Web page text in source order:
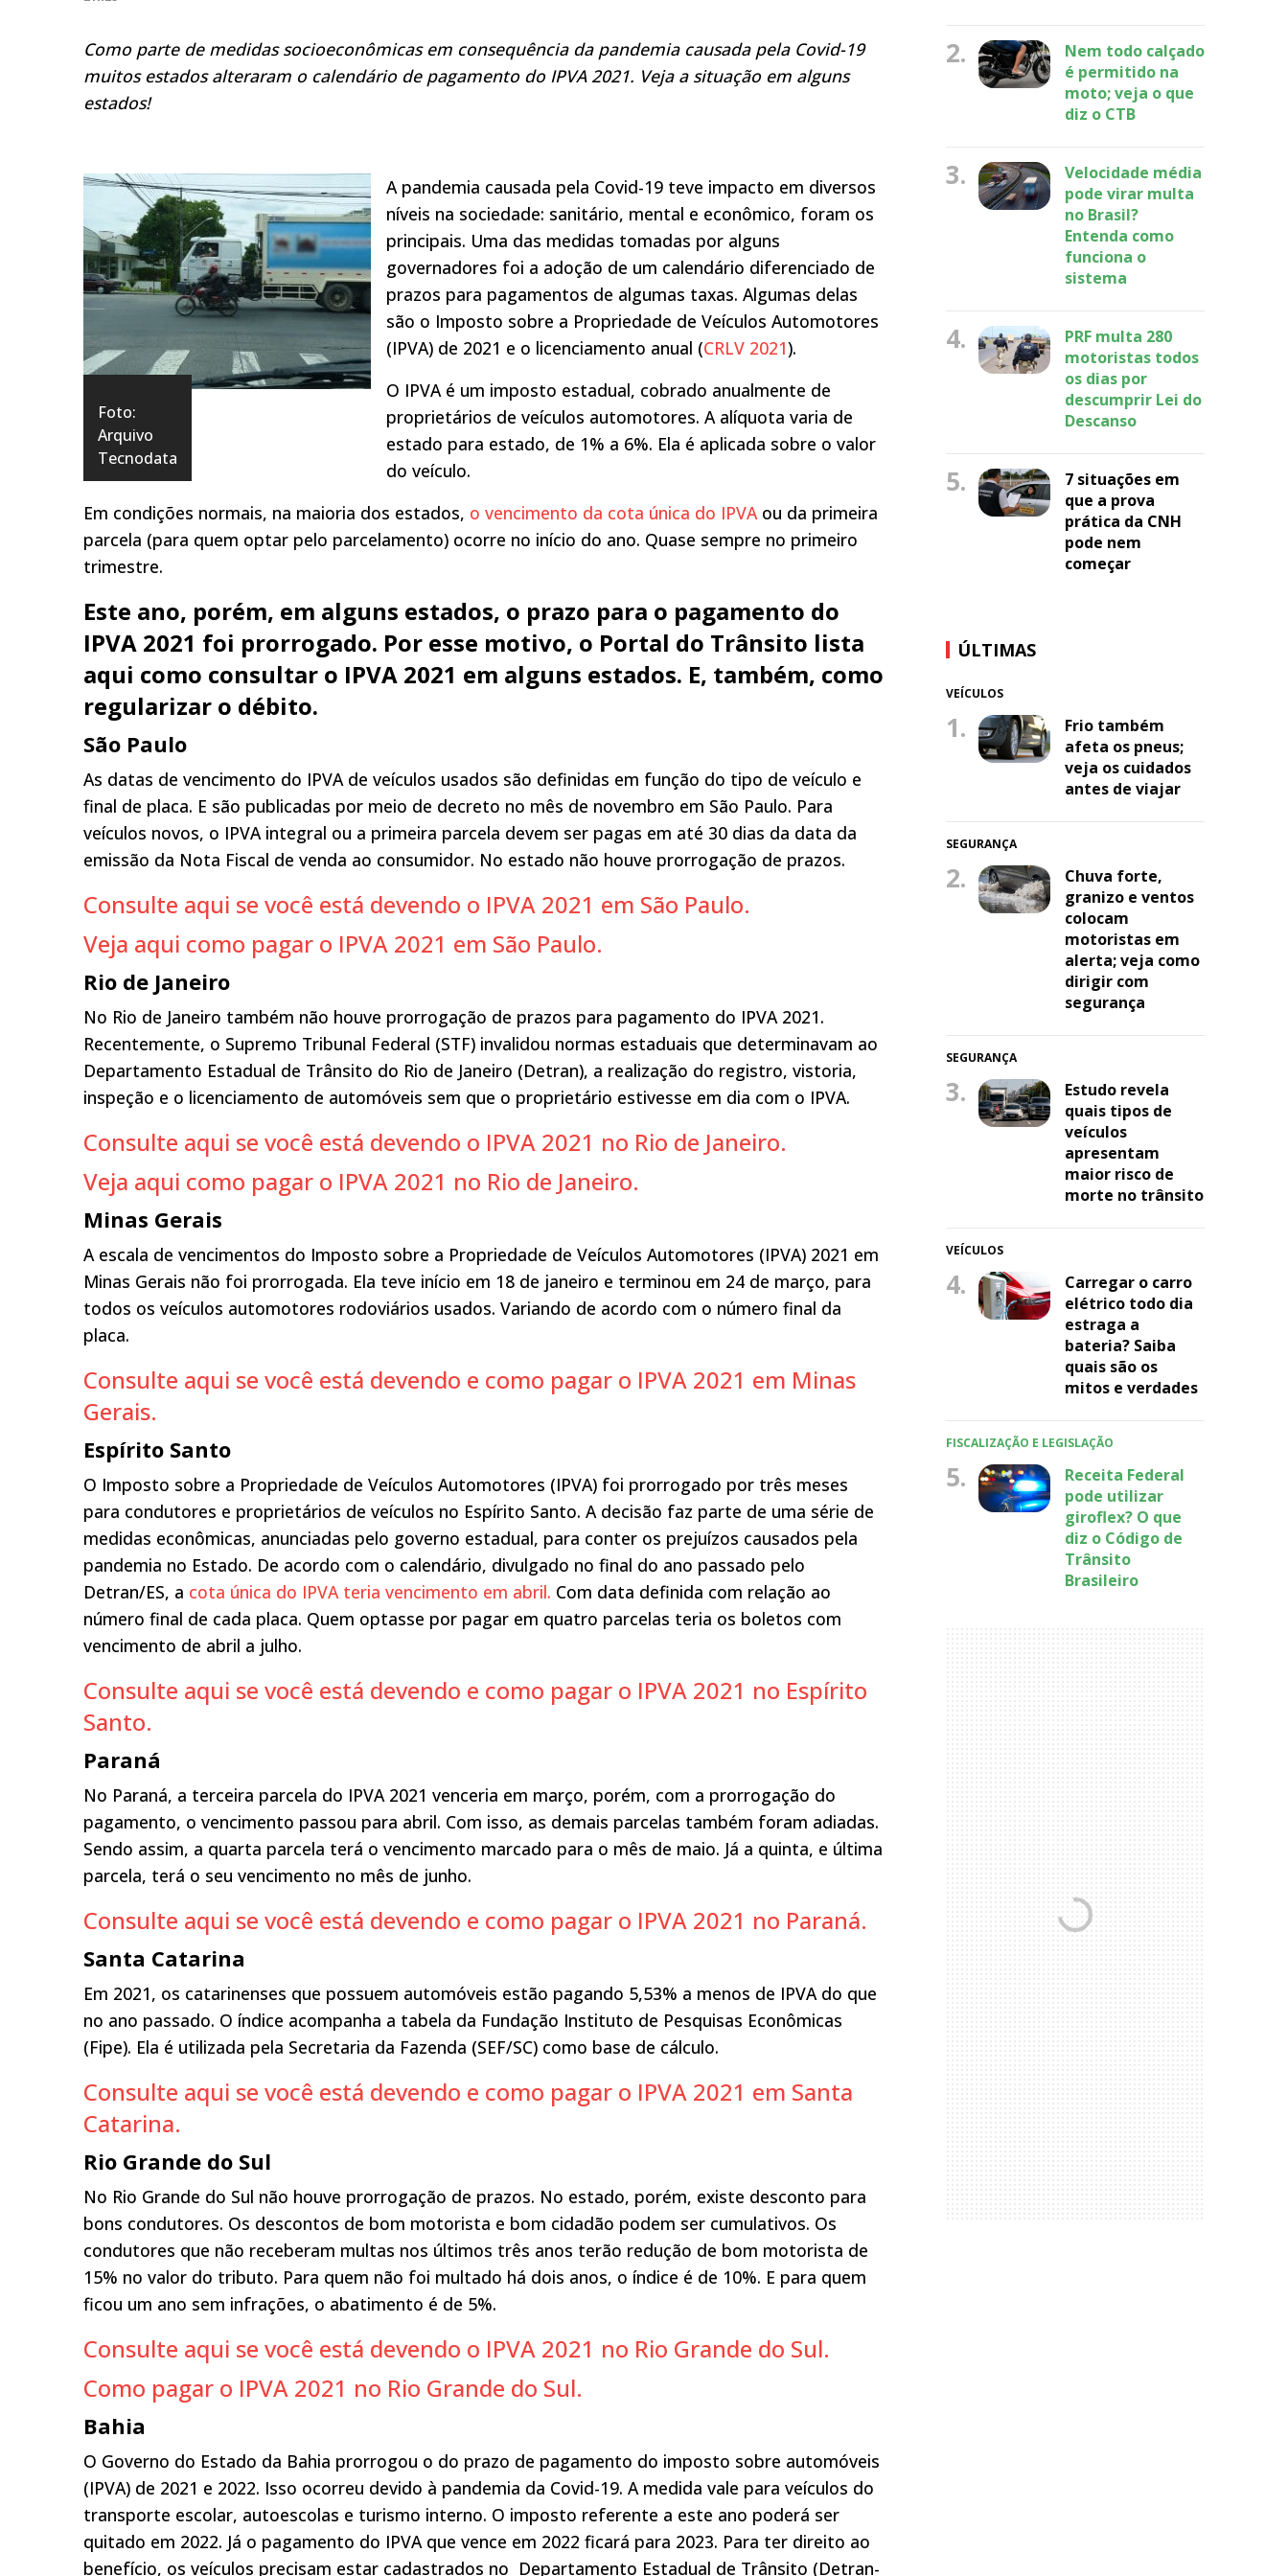
Como parte de medidas socioeconômicas em consequência da pandemia causada pela Covid-19
muitos estados alteraram o calendário de pagamento do IPVA 2021. Veja a situação em alguns
estados!
Foto:
Arquivo
Tecnodata
A pandemia causada pela Covid-19 teve impacto em diversos
níveis na sociedade: sanitário, mental e econômico, foram os
principais. Uma das medidas tomadas por alguns
governadores foi a adoção de um calendário diferenciado de
prazos para pagamentos de algumas taxas. Algumas delas
são o Imposto sobre a Propriedade de Veículos Automotores
(IPVA) de 2021 e o licenciamento anual (CRLV 2021).
O IPVA é um imposto estadual, cobrado anualmente de
proprietários de veículos automotores. A alíquota varia de
estado para estado, de 1% a 6%. Ela é aplicada sobre o valor
do veículo.
Em condições normais, na maioria dos estados, o vencimento da cota única do IPVAou da primeira
parcela (para quem optar pelo parcelamento) ocorre no início do ano. Quase sempre no primeiro
trimestre.
Este ano, porém, em alguns estados, o prazo para o pagamento do
IPVA 2021 foi prorrogado. Por esse motivo, o Portal do Trânsito lista
aqui como consultar o IPVA 2021 em alguns estados. E, também, como
regularizar o débito.
São Paulo
As datas de vencimento do IPVA de veículos usados são definidas em função do tipo de veículo e
final de placa. E são publicadas por meio de decreto no mês de novembro em São Paulo. Para
veículos novos, o IPVA integral ou a primeira parcela devem ser pagas em até 30 dias da data da
emissão da Nota Fiscal de venda ao consumidor. No estado não houve prorrogação de prazos.
Consulte aqui se você está devendo o IPVA 2021 em São Paulo.
Veja aqui como pagar o IPVA 2021 em São Paulo.
Rio de Janeiro
No Rio de Janeiro também não houve prorrogação de prazos para pagamento do IPVA 2021.
Recentemente, o Supremo Tribunal Federal (STF) invalidou normas estaduais que determinavam ao
Departamento Estadual de Trânsito do Rio de Janeiro (Detran), a realização do registro, vistoria,
inspeção e o licenciamento de automóveis sem que o proprietário estivesse em dia com o IPVA.
Consulte aqui se você está devendo o IPVA 2021 no Rio de Janeiro.
Veja aqui como pagar o IPVA 2021 no Rio de Janeiro.
Minas Gerais
A escala de vencimentos do Imposto sobre a Propriedade de Veículos Automotores (IPVA) 2021 em
Minas Gerais não foi prorrogada. Ela teve início em 18 de janeiro e terminou em 24 de março, para
todos os veículos automotores rodoviários usados. Variando de acordo com o número final da
placa.
Consulte aqui se você está devendo e como pagar o IPVA 2021 em Minas
Gerais.
Espírito Santo
O Imposto sobre a Propriedade de Veículos Automotores (IPVA) foi prorrogado por três meses
para condutores e proprietários de veículos no Espírito Santo. A decisão faz parte de uma série de
medidas econômicas, anunciadas pelo governo estadual, para conter os prejuízos causados pela
pandemia no Estado. De acordo com o calendário, divulgado no final do ano passado pelo
Detran/ES, a cota única do IPVA teria vencimento em abril. Com data definida com relação ao
número final de cada placa. Quem optasse por pagar em quatro parcelas teria os boletos com
vencimento de abril a julho.
Consulte aqui se você está devendo e como pagar o IPVA 2021 no Espírito
Santo.
Paraná
No Paraná, a terceira parcela do IPVA 2021 venceria em março, porém, com a prorrogação do
pagamento, o vencimento passou para abril. Com isso, as demais parcelas também foram adiadas.
Sendo assim, a quarta parcela terá o vencimento marcado para o mês de maio. Já a quinta, e última
parcela, terá o seu vencimento no mês de junho.
Consulte aqui se você está devendo e como pagar o IPVA 2021 no Paraná.
Santa Catarina
Em 2021, os catarinenses que possuem automóveis estão pagando 5,53% a menos de IPVA do que
no ano passado. O índice acompanha a tabela da Fundação Instituto de Pesquisas Econômicas
(Fipe). Ela é utilizada pela Secretaria da Fazenda (SEF/SC) como base de cálculo.
Consulte aqui se você está devendo e como pagar o IPVA 2021 em Santa
Catarina.
Rio Grande do Sul
No Rio Grande do Sul não houve prorrogação de prazos. No estado, porém, existe desconto para
bons condutores. Os descontos de bom motorista e bom cidadão podem ser cumulativos. Os
condutores que não receberam multas nos últimos três anos terão redução de bom motorista de
15% no valor do tributo. Para quem não foi multado há dois anos, o índice é de 10%. E para quem
ficou um ano sem infrações, o abatimento é de 5%.
Consulte aqui se você está devendo o IPVA 2021 no Rio Grande do Sul.
Como pagar o IPVA 2021 no Rio Grande do Sul.
Bahia
O Governo do Estado da Bahia prorrogou o do prazo de pagamento do imposto sobre automóveis
(IPVA) de 2021 e 2022. Isso ocorreu devido à pandemia da Covid-19. A medida vale para veículos do
transporte escolar, autoescolas e turismo interno. O imposto referente a este ano poderá ser
quitado em 2022. Já o pagamento do IPVA que vence em 2022 ficará para 2023. Para ter direito ao
benefício, os veículos precisam estar cadastrados no Departamento Estadual de Trânsito (Detran-
2.
Nem todo calçado
é permitido na
moto; veja o que
diz o CTB
3.
Velocidade média
pode virar multa
no Brasil?
Entenda como
funciona o
sistema
4.
PRF multa 280
motoristas todos
os dias por
descumprir Lei do
Descanso
5.
7 situações em
que a prova
prática da CNH
pode nem
começar
ÚLTIMAS
VEÍCULOS
1.
Frio também
afeta os pneus;
veja os cuidados
antes de viajar
SEGURANÇA
2.
Chuva forte,
granizo e ventos
colocam
motoristas em
alerta; veja como
dirigir com
segurança
SEGURANÇA
3.
Estudo revela
quais tipos de
veículos
apresentam
maior risco de
morte no trânsito
VEÍCULOS
4.
Carregar o carro
elétrico todo dia
estraga a
bateria? Saiba
quais são os
mitos e verdades
FISCALIZAÇÃO E LEGISLAÇÃO
5.
Receita Federal
pode utilizar
giroflex? O que
diz o Código de
Trânsito
Brasileiro